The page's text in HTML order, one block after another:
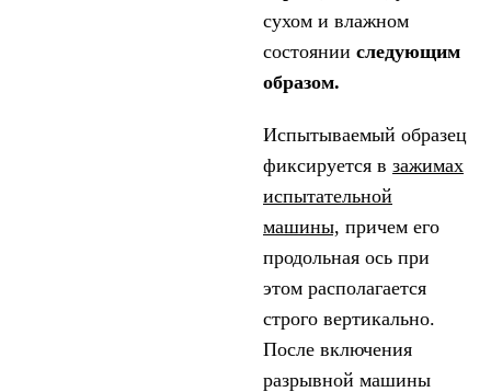
сухом и влажном
состоянии следующим
образом.
Испытываемый образец
фиксируется в зажимах
испытательной
машины, причем его
продольная ось при
этом располагается
строго вертикально.
После включения
разрывной машины